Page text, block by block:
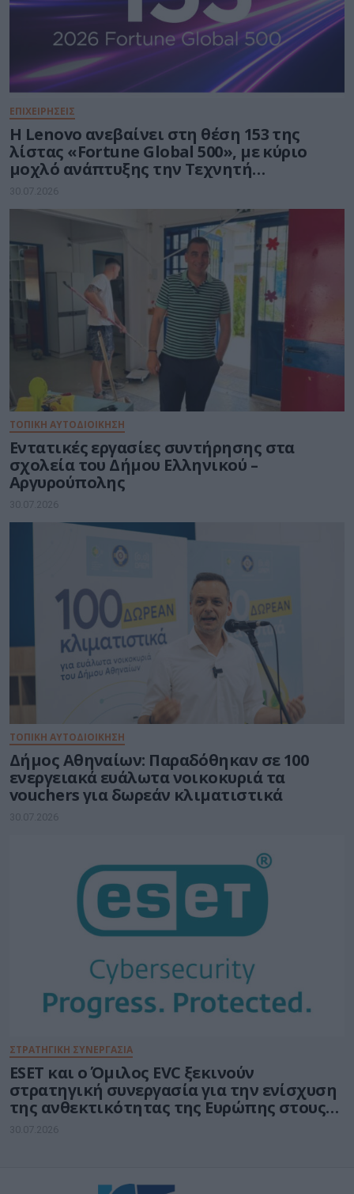
ΕΠΙΧΕΙΡΗΣΕΙΣ
Η Lenovo ανεβαίνει στη θέση 153 της
λίστας «Fortune Global 500», με κύριο
μοχλό ανάπτυξης την Τεχνητή
Νοημοσύνη
30.07.2026
ΤΟΠΙΚΗ ΑΥΤΟΔΙΟΙΚΗΣΗ
Εντατικές εργασίες συντήρησης στα
σχολεία του Δήμου Ελληνικού –
Αργυρούπολης
30.07.2026
ΤΟΠΙΚΗ ΑΥΤΟΔΙΟΙΚΗΣΗ
Δήμος Αθηναίων: Παραδόθηκαν σε 100
ενεργειακά ευάλωτα νοικοκυριά τα
vouchers για δωρεάν κλιματιστικά
30.07.2026
ΣΤΡΑΤΗΓΙΚΗ ΣΥΝΕΡΓΑΣΙΑ
ESET και ο Όμιλος EVC ξεκινούν
στρατηγική συνεργασία για την ενίσχυση
της ανθεκτικότητας της Ευρώπης στους
τομείς κυβερνοασφάλειας και ενέργειας
30.07.2026